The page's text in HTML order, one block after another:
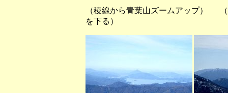
（稜線から青葉山ズームアップ
を下る）